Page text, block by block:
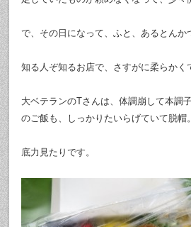
で、その日になって、ふと、あるとん
知る人ぞ知るお店で、さすがに柔らか
大ベテランのTさんは、体調崩して本調
のご飯も、しっかりたいらげていて脱帽。
底力見たりです。